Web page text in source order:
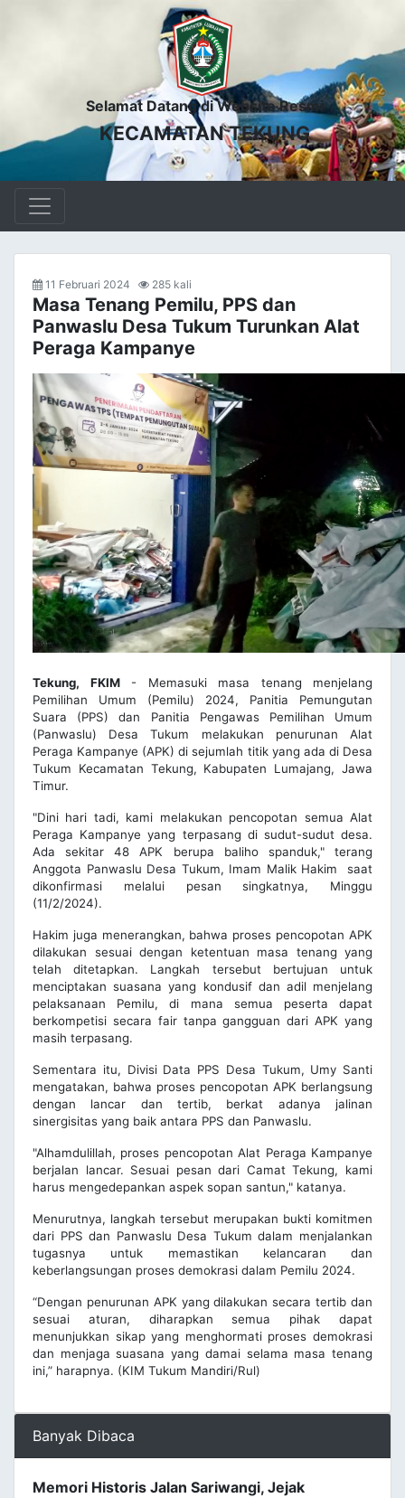
Selamat Datang di Website Resmi
KECAMATAN TEKUNG
11 Februari 2024 285 kali
Masa Tenang Pemilu, PPS dan
Panwaslu Desa Tukum Turunkan Alat
Peraga Kampanye
Tekung, FKIM- Memasuki masa tenang menjelang
Pemilihan Umum (Pemilu) 2024, Panitia Pemungutan
Suara (PPS) dan Panitia Pengawas Pemilihan Umum
(Panwaslu) Desa Tukum melakukan penurunan Alat
Peraga Kampanye (APK) di sejumlah titik yang ada di Desa
Tukum Kecamatan Tekung, Kabupaten Lumajang, Jawa
Timur.
"Dini hari tadi, kami melakukan pencopotan semua Alat
Peraga Kampanye yang terpasang di sudut-sudut desa.
Ada sekitar 48 APK berupa baliho spanduk," terang
Anggota Panwaslu Desa Tukum, Imam Malik Hakim saat
dikonfirmasi melalui pesan singkatnya, Minggu
(11/2/2024).
Hakim juga menerangkan, bahwa proses pencopotan APK
dilakukan sesuai dengan ketentuan masa tenang yang
telah ditetapkan. Langkah tersebut bertujuan untuk
menciptakan suasana yang kondusif dan adil menjelang
pelaksanaan Pemilu, di mana semua peserta dapat
berkompetisi secara fair tanpa gangguan dari APK yang
masih terpasang.
Sementara itu, Divisi Data PPS Desa Tukum, Umy Santi
mengatakan, bahwa proses pencopotan APK berlangsung
dengan lancar dan tertib, berkat adanya jalinan
sinergisitas yang baik antara PPS dan Panwaslu.
"Alhamdulillah, proses pencopotan Alat Peraga Kampanye
berjalan lancar. Sesuai pesan dari Camat Tekung, kami
harus mengedepankan aspek sopan santun," katanya.
Menurutnya, langkah tersebut merupakan bukti komitmen
dari PPS dan Panwaslu Desa Tukum dalam menjalankan
tugasnya untuk memastikan kelancaran dan
keberlangsungan proses demokrasi dalam Pemilu 2024.
“Dengan penurunan APK yang dilakukan secara tertib dan
sesuai aturan, diharapkan semua pihak dapat
menunjukkan sikap yang menghormati proses demokrasi
dan menjaga suasana yang damai selama masa tenang
ini,” harapnya. (KIM Tukum Mandiri/Rul)
Banyak Dibaca
Memori Historis Jalan Sariwangi, Jejak